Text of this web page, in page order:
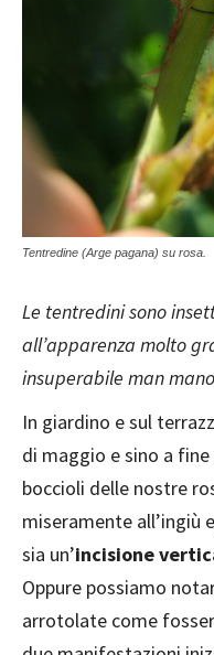
Tentredine (Arge pagana) su rosa.
Le tentredini sono
all’apparenza molto
insuperabile man
In giardino e sul
di maggio e sino a
boccioli delle nostre
miseramente all’ingiù
sia un’incisione
Oppure possiamo
arrotolate come